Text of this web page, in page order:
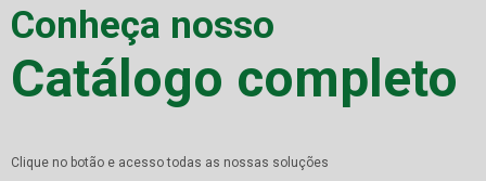
Conheça nosso
Catálogo completo
Clique no botão e acesso todas as nossas soluções